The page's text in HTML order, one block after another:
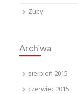
Zupy
Archiwa
sierpień 2015
czerwiec 2015